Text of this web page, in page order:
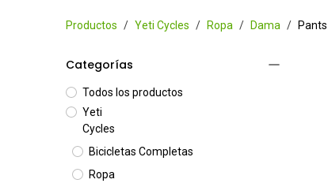
Productos Yeti Cycles Ropa Dama Pants
Categorías
Todos los productos
Yeti
Cycles
Bicicletas Completas
Ropa